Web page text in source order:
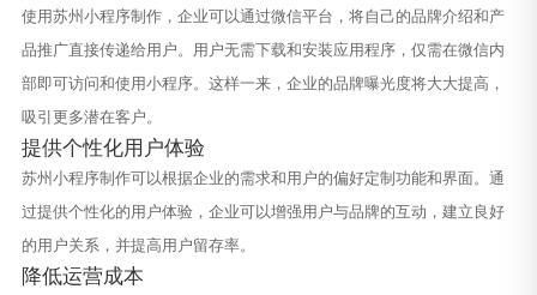
使用苏州小程序制作，企业可以通过微信平台，将自己的品牌介绍和产
品推广直接传递给用户。用户无需下载和安装应用程序，仅需在微信内
部即可访问和使用小程序。这样一来，企业的品牌曝光度将大大提高，
吸引更多潜在客户。
提供个性化用户体验
苏州小程序制作可以根据企业的需求和用户的偏好定制功能和界面。通
过提供个性化的用户体验，企业可以增强用户与品牌的互动，建立良好
的用户关系，并提高用户留存率。
降低运营成本